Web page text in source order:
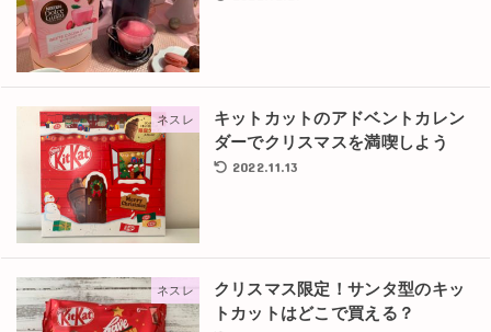
ネスレ
キットカットのアドベントカレン
ダーでクリスマスを満喫しよう
2022.11.13
ネスレ
クリスマス限定！サンタ型のキッ
トカットはどこで買える？